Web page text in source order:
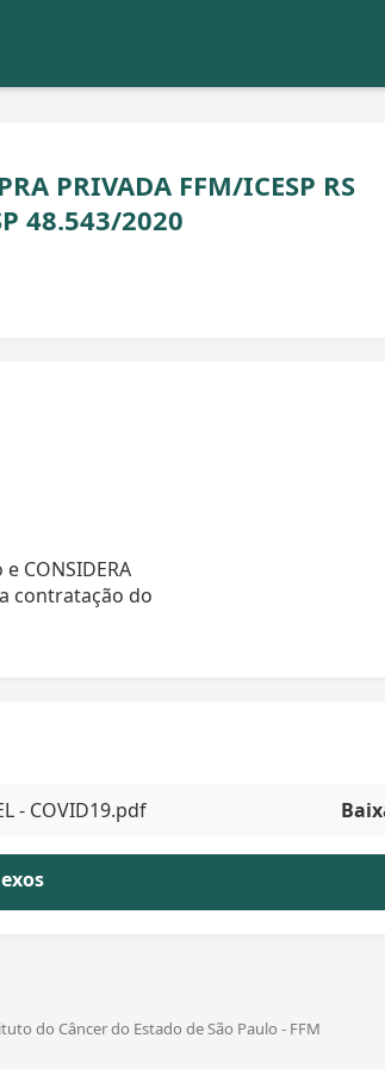
PRIVADA FFM/ICESP RS
48.543/2020
CONSIDERA
contratação do
- COVID19.pdf
do Câncer do Estado de São Paulo - FFM